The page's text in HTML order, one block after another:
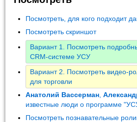
Посмотреть, для кого подходит
Посмотреть скриншот
Вариант 1. Посмотреть
CRM-системе УСУ
Вариант 2. Посмотреть видео-
для торговли
Анатолий Вассерман ,
известные люди о программе
Посмотреть познавательные